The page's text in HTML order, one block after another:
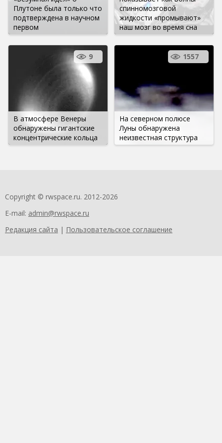
Плутоне была только что
подтверждена в научном
первом
спинномозговой
жидкости «промывают»
наш мозг во время сна
В атмосфере Венеры
обнаружены гигантские
концентрические кольца
9
На северном полюсе
Луны обнаружена
неизвестная структура
1557
Copyright © rwspace.ru. 2012-2026
E-mail: admin@rwspace.ru
Редакция сайта | Пользовательское соглашение